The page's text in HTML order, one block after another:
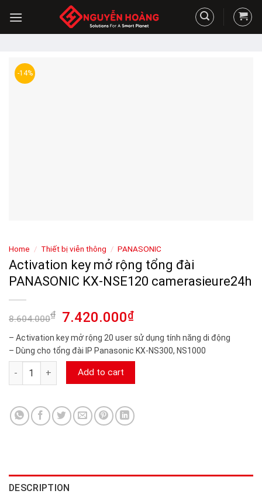
content
-14%
Home / Thiết bị viễn thông / PANASONIC
Activation key mở rộng tổng đài
PANASONIC KX-NSE120 camerasieure24h
8.604.000₫ 7.420.000₫
– Activation key mở rộng 20 user sử dụng tính năng di động
– Dùng cho tổng đài IP Panasonic KX-NS300, NS1000
Activation key mở rộng tổng đài PANASONIC KX-NSE120
Add to cart
DESCRIPTION